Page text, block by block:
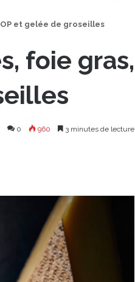
et gelée de groseilles
foie gras,
0 960 3 minutes de lecture